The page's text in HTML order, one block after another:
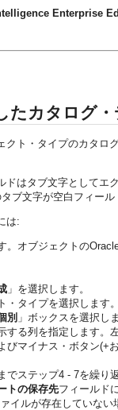
Enterprise
たカタログ
ト・タイプのカタ
はタブ文字として
ブ文字が空白フィー
は:
。オブジェクトの
」を選択します。
・タイプを選択します
別 」ボックスを選択し
する列を指定します
びマイナス・ボタン
でステップ4 - 7を繰り
トの保存先フィールド
イルが存在していな